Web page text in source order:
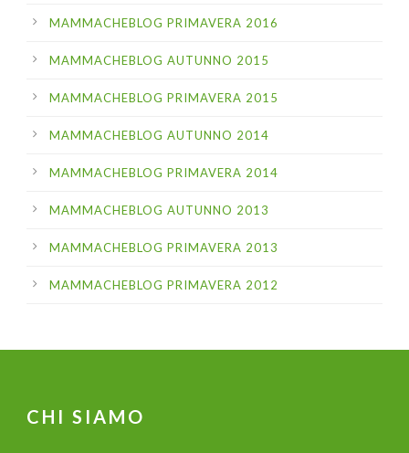
MAMMACHEBLOG PRIMAVERA 2016
MAMMACHEBLOG AUTUNNO 2015
MAMMACHEBLOG PRIMAVERA 2015
MAMMACHEBLOG AUTUNNO 2014
MAMMACHEBLOG PRIMAVERA 2014
MAMMACHEBLOG AUTUNNO 2013
MAMMACHEBLOG PRIMAVERA 2013
MAMMACHEBLOG PRIMAVERA 2012
CHI SIAMO